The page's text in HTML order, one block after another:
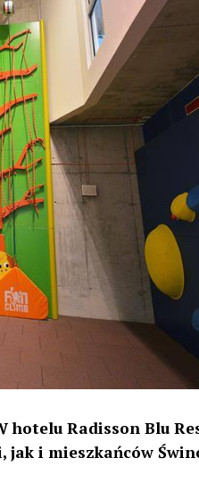
hotelu Radisson Blu
i mieszkańców